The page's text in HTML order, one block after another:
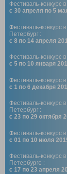
Фестиваль-конкурс в
с 30 апреля по 5
Фестиваль-конкурс в
Петербург :
с 8 по 14 апреля
Фестиваль-конкурс
с 5 по 10 января
Фестиваль-конкурс
с 1 по 6 декабря
Фестиваль-конкурс в
Петербург :
с 23 по 29 октября
Фестиваль-конкурс
с 01 по 10 июля
Фестиваль-конкурс в
Петербурге :
с 17 по 23 апреля